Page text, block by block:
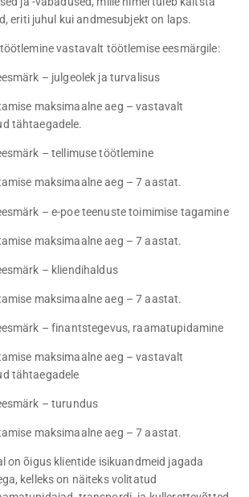
eriti juhul kui andmesubjekt on laps.
vastavalt töötlemise eesmärgile:
– julgeolek ja turvalisus
maksimaalne aeg – vastavalt
tähtaegadele.
– tellimuse töötlemine
maksimaalne aeg – 7 aastat.
– e-poe teenuste toimimise tagamine
maksimaalne aeg – 7 aastat.
– kliendihaldus
maksimaalne aeg – 7 aastat.
– finantstegevus, raamatupidamine
maksimaalne aeg – vastavalt
tähtaegadele
– turundus
maksimaalne aeg – 7 aastat.
on õigus klientide isikuandmeid jagada
kelleks on näiteks volitatud